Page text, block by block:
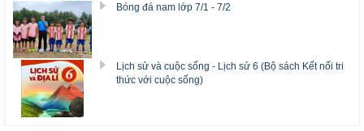
Bóng đá nam lớp 7/1 - 7/2
Lịch sử và cuộc sống - Lịch sử 6 (Bộ sách Kết nối tri
thức với cuộc sống)